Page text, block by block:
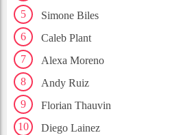
Simone Biles
Caleb Plant
Alexa Moreno
Andy Ruiz
Florian Thauvin
Diego Lainez